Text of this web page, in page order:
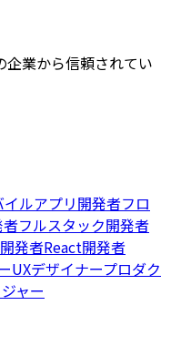
企業から信頼されてい
イルアプリ開発者フロ
フルスタック開発者
発者React開発者
UXデザイナープロダク
ャー